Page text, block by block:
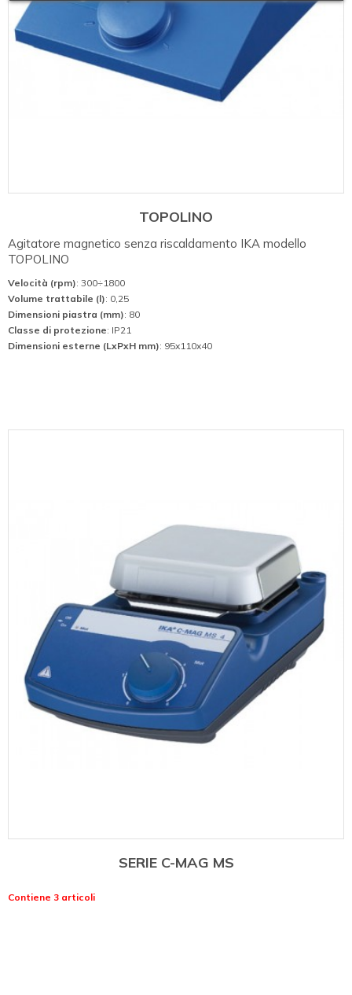
TOPOLINO
Agitatore magnetico senza riscaldamento IKA modello
TOPOLINO
Velocità (rpm): 300÷1800
Volume trattabile (l): 0,25
Dimensioni piastra (mm): 80
Classe di protezione: IP21
Dimensioni esterne (LxPxH mm): 95x110x40
SERIE C-MAG MS
Contiene 3 articoli